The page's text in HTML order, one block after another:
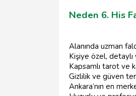
Neden 6. His
Alanında uzman
Kişiye özel,
Kapsamlı tarot ve
Gizlilik ve güven
Ankara’nın en